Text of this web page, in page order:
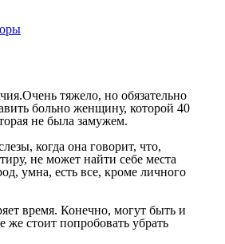
.Очень тяжело, но обязательно
больно женщину, которой 40
не была замужем.
когда она говорит, что,
не может найти себе места
умна, есть все, кроме личного
время. Конечно, могут быть и
же стоит попробовать убрать